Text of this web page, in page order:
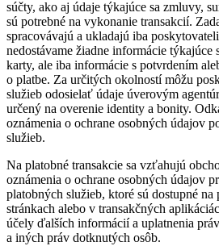
súčty, ako aj údaje týkajúce sa zmluvy,
sú potrebné na vykonanie transakcií.
spracovávajú a ukladajú iba
nedostávame žiadne informácie týkajúce
karty, ale iba informácie s potvrdením
o platbe. Za určitých okolností môžu
služieb odosielať údaje úverovým
určený na overenie identity a bonity.
oznámenia o ochrane osobných údajov
služieb.
Na platobné transakcie sa vzťahujú
oznámenia o ochrane osobných údajov
platobných služieb, ktoré sú dostupné
stránkach alebo v transakčných
účely ďalších informácií a uplatnenia
a iných práv dotknutých osôb.